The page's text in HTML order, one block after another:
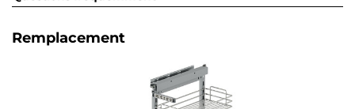
Remplacement